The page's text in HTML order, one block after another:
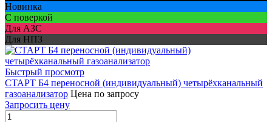
Новинка
С поверкой
Для АЗС
Для НПЗ
Быстрый просмотр
СТАРТ Б4 переносной (индивидуальный) четырёхканальный
газоанализатор Цена по запросу
Запросить цену